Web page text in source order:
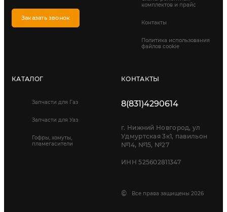
Заказать звонок
комплектов и прайс
Контакты
Политика использования
файлов cookie
КАТАЛОГ
Запчасти для Газ
Запчасти для Уаз
Гофры, хомуты,
пламегасители
КОНТАКТЫ
8(831)4290614
г. Нижний Новгород, ул
Удмуртская 3к1, павильон
№14, №15, №27
ИНН 525602811347
© Все права защищены 2026